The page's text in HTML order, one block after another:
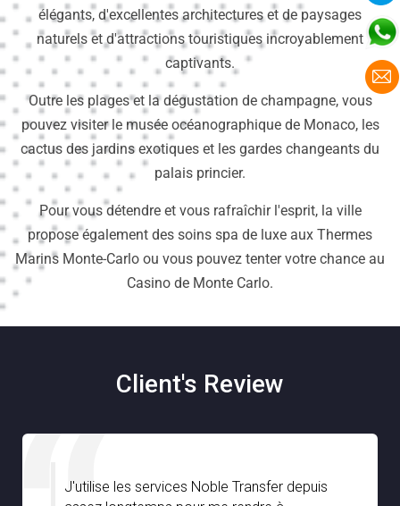
élégants, d'excellentes architectures et de paysages
naturels et d'attractions touristiques incroyablement
captivants.
Outre les plages et la dégustation de champagne, vous
pouvez visiter le musée océanographique de Monaco, les
cactus des jardins exotiques et les gardes changeants du
palais princier.
Pour vous détendre et vous rafraîchir l'esprit, la ville
propose également des soins spa de luxe aux Thermes
Marins Monte-Carlo ou vous pouvez tenter votre chance au
Casino de Monte Carlo.
Client's Review
Je suis très impressionné par Noble